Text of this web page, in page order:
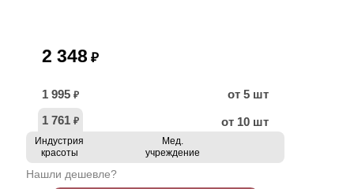
2 348 ₽
1 995 ₽
от 5 шт
1 761 ₽ от 10 шт
Индустрия
красоты
Мед.
учреждение
Нашли дешевле?